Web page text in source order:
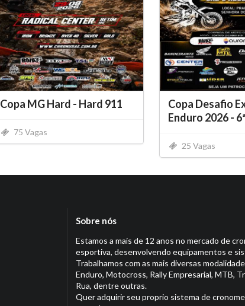
Copa MG Hard - Hard 911
75 Vagas
Copa Desafio
Enduro 2026 -
25 Vagas
Sobre nós
Estamos a mais de 12 anos no mercado de
esportiva, desenvolvendo equipamentos e
Trabalhamos com as mais diversas
Enduro, Motocross, Rally Empresarial, MTB,
Rua, dentre outras.
Quer adquirir seu proprio sistema de